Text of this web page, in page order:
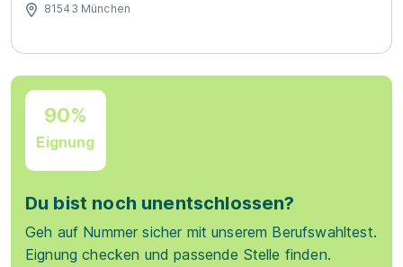
81543 München
90%
Eignung
Du bist noch unentschlossen?
Geh auf Nummer sicher mit unserem Berufswahltest.
Eignung checken und passende Stelle finden.